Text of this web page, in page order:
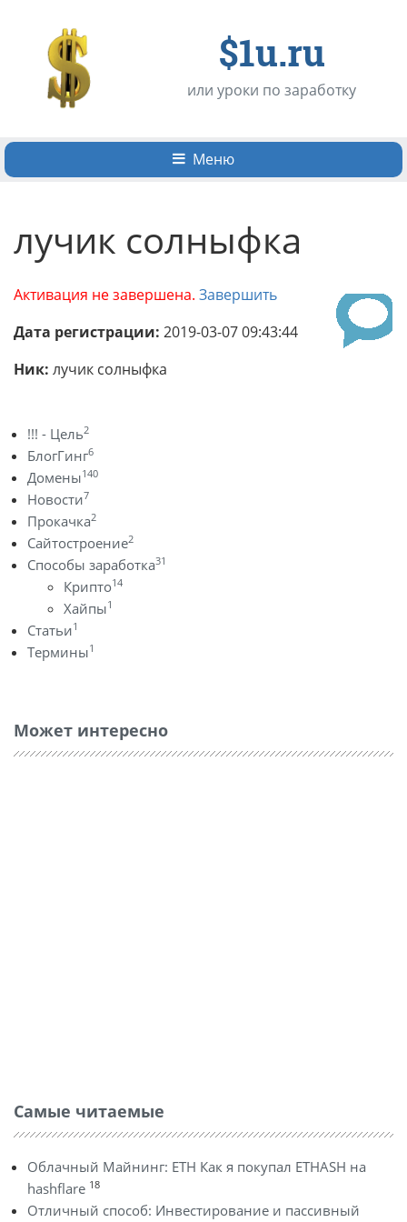
$1u.ru
или уроки по заработку
Меню
лучик солныфка
Активация не завершена. Завершить
Дата регистрации: 2019-03-07 09:43:44
Ник: лучик солныфка
!!! - Цель2
БлогГинг6
Домены140
Новости7
Прокачка2
Сайтостроение2
Способы заработка31
Крипто14
Хайпы1
Статьи1
Термины1
Может интересно
Самые читаемые
Облачный Майнинг: ETH Как я покупал ETHASH на
hashflare 18
Отличный способ: Инвестирование и пассивный